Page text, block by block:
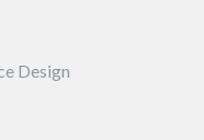
Design